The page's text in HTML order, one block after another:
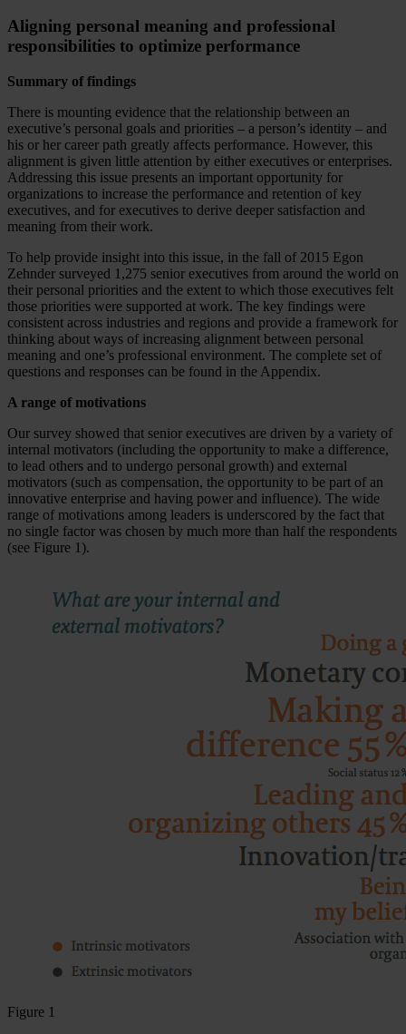
Aligning personal meaning and professional
responsibilities to optimize performance
Summary of findings
There is mounting evidence that the relationship between an
executive’s personal goals and priorities – a person’s identity – and
his or her career path greatly affects performance. However, this
alignment is given little attention by either executives or enterprises.
Addressing this issue presents an important opportunity for
organizations to increase the performance and retention of key
executives, and for executives to derive deeper satisfaction and
meaning from their work.
To help provide insight into this issue, in the fall of 2015 Egon
Zehnder surveyed 1,275 senior executives from around the world on
their personal priorities and the extent to which those executives felt
those priorities were supported at work. The key findings were
consistent across industries and regions and provide a framework for
thinking about ways of increasing alignment between personal
meaning and one’s professional environment. The complete set of
questions and responses can be found in the Appendix.
A range of motivations
Our survey showed that senior executives are driven by a variety of
internal motivators (including the opportunity to make a difference,
to lead others and to undergo personal growth) and external
motivators (such as compensation, the opportunity to be part of an
innovative enterprise and having power and influence). The wide
range of motivations among leaders is underscored by the fact that
no single factor was chosen by much more than half the respondents
(see Figure 1).
Figure 1